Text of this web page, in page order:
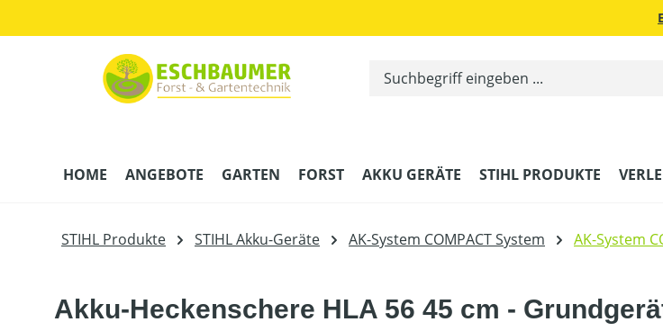
HOME ANGEBOTE GARTEN FORST AKKU GERÄTE STIHL PRODUKTE
STIHL Produkte STIHL Akku-Geräte AK-System COMPACT System AK-System
Akku-Heckenschere HLA 56 45 cm -